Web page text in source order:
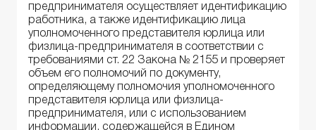
предпринимателя осуществляет идентификацию
работника, а также идентификацию лица
уполномоченного представителя юрлица или
физлица-предпринимателя в соответствии с
требованиями ст. 22 Закона № 2155 и проверяет
объем его полномочий по документу,
определяющему полномочия уполномоченного
представителя юрлица или физлица-
предпринимателя, или с использованием
информации, содержащейся в Едином